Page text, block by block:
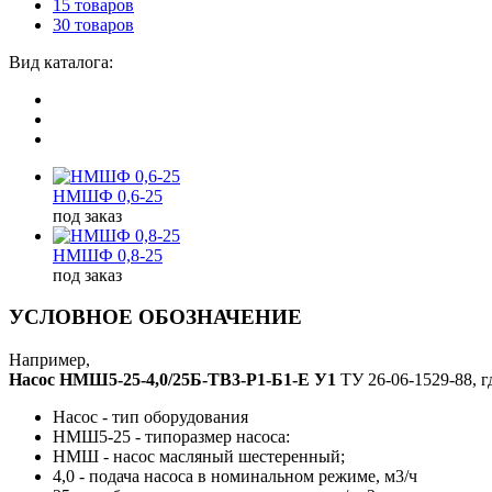
15 товаров
30 товаров
Вид каталога:
НМШФ 0,6-25
под заказ
НМШФ 0,8-25
под заказ
УСЛОВНОЕ ОБОЗНАЧЕНИЕ
Например,
Насос НМШ5-25-4,0/25Б-ТВ3-Р1-Б1-Е У1 ТУ 26-06-1529-88,
Насос - тип оборудования
НМШ5-25 - типоразмер насоса:
НМШ - насос масляный шестеренный;
4,0 - подача насоса в номинальном режиме, м3/ч